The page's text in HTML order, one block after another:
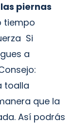
piernas
tiempo
Si
a
toalla
que la
Así podrás